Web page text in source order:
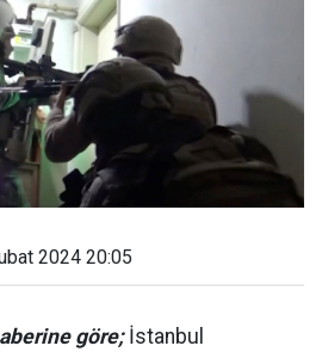
2024 20:05
göre; İstanbul